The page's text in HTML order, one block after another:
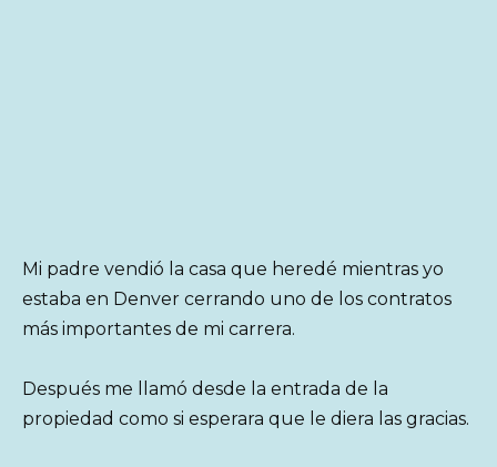
Mi padre vendió la casa que heredé mientras yo
estaba en Denver cerrando uno de los contratos
más importantes de mi carrera.
Después me llamó desde la entrada de la
propiedad como si esperara que le diera las gracias.